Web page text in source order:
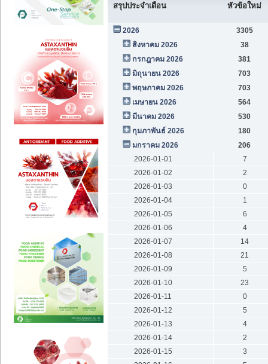
สรุปประจำเดือน หัวข้อใหม่
2026
3305
สิงหาคม 2026
38
กรกฎาคม 2026
381
มิถุนายน 2026
703
พฤษภาคม 2026
703
เมษายน 2026
564
มีนาคม 2026
530
กุมภาพันธ์ 2026
180
มกราคม 2026
206
2026-01-01
7
2026-01-02
2
2026-01-03
0
2026-01-04
1
2026-01-05
6
2026-01-06
4
2026-01-07
14
2026-01-08
21
2026-01-09
5
2026-01-10
23
2026-01-11
0
2026-01-12
5
2026-01-13
4
2026-01-14
2
2026-01-15
3